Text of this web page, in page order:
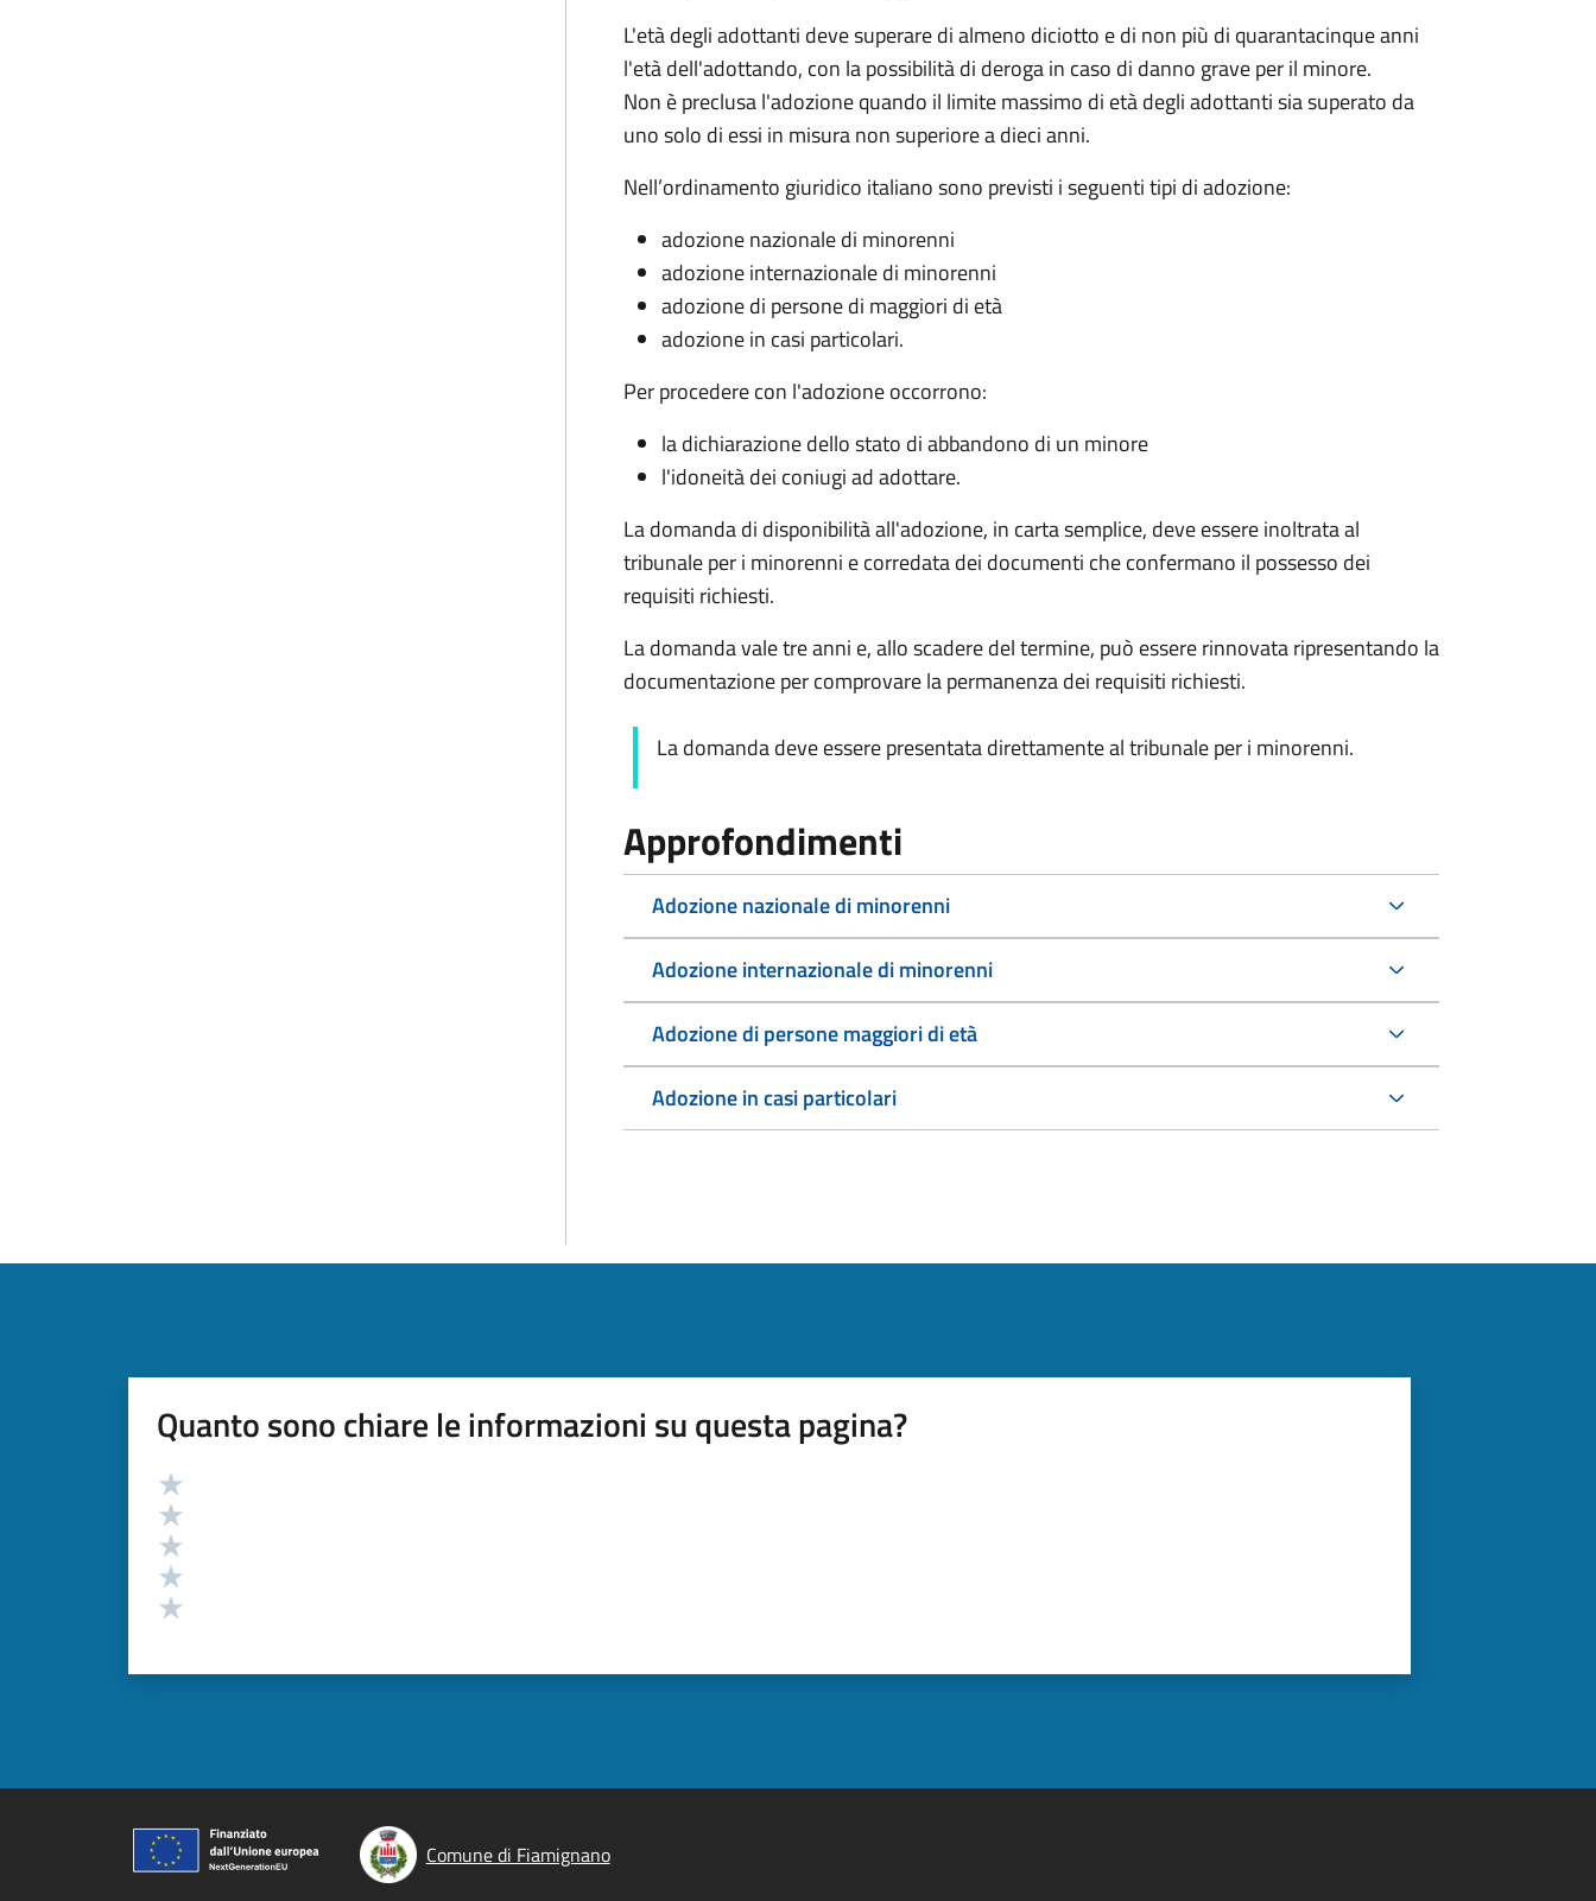
L'età degli adottanti deve superare di almeno diciotto e di non più di quarantacinque anni
l'età dell'adottando, con la possibilità di deroga in caso di danno grave per il minore.
Non è preclusa l'adozione quando il limite massimo di età degli adottanti sia superato da
uno solo di essi in misura non superiore a dieci anni.
Nell’ordinamento giuridico italiano sono previsti i seguenti tipi di adozione:
adozione nazionale di minorenni
adozione internazionale di minorenni
adozione di persone di maggiori di età
adozione in casi particolari.
Per procedere con l'adozione occorrono:
la dichiarazione dello stato di abbandono di un minore
l'idoneità dei coniugi ad adottare.
La domanda di disponibilità all'adozione, in carta semplice, deve essere inoltrata al
tribunale per i minorenni e corredata dei documenti che confermano il possesso dei
requisiti richiesti.
La domanda vale tre anni e, allo scadere del termine, può essere rinnovata ripresentando la
documentazione per comprovare la permanenza dei requisiti richiesti.
La domanda deve essere presentata direttamente al tribunale per i minorenni.
Approfondimenti
Adozione nazionale di minorenni
Adozione internazionale di minorenni
Adozione di persone maggiori di età
Adozione in casi particolari
Quanto sono chiare le informazioni su questa pagina?
Valutazione
Comune di Fiamignano